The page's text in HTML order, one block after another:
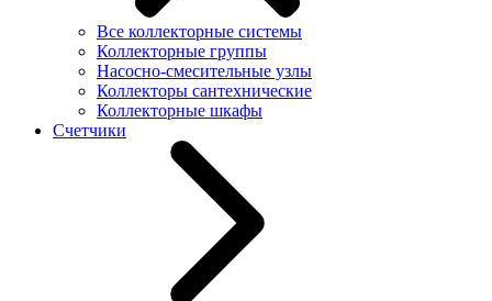
Все коллекторные системы
Коллекторные группы
Насосно-смесительные узлы
Коллекторы сантехнические
Коллекторные шкафы
Счетчики